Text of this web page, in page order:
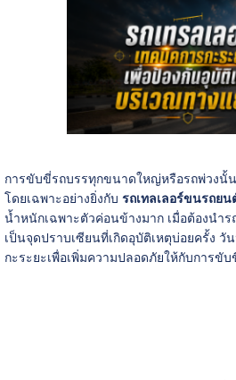
การขับขี่รถบรรทุกขนาดใหญ่หรือรถพ่วงนั้
โดยเฉพาะอย่างยิ่งกับ รถเทลเลอร์ขนรถยน
น้ำหนักเฉพาะตัวค่อนข้างมาก เมื่อต้องนำ
เป็นจุดปราบเซียนที่เกิดอุบัติเหตุบ่อยครั้ง วั
กะระยะเพื่อเพิ่มความปลอดภัยให้กับการขั